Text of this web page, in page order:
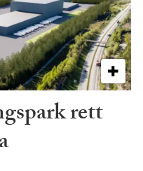
rett